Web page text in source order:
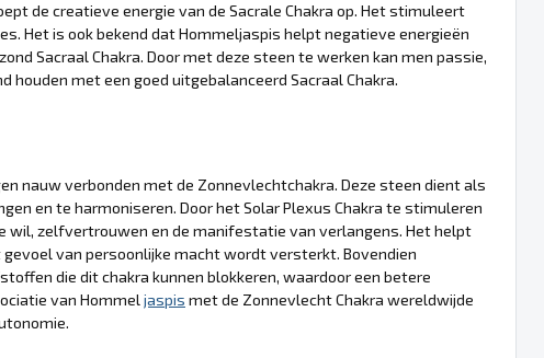
de creatieve energie van de Sacrale Chakra op. Het stimuleert
Het is ook bekend dat Hommeljaspis helpt negatieve energieën
Sacraal Chakra. Door met deze steen te werken kan men passie,
met een goed uitgebalanceerd Sacraal Chakra.
nauw verbonden met de Zonnevlechtchakra. Deze steen dient als
en te harmoniseren. Door het Solar Plexus Chakra te stimuleren
wil, zelfvertrouwen en de manifestatie van verlangens. Het helpt
van persoonlijke macht wordt versterkt. Bovendien
die dit chakra kunnen blokkeren, waardoor een betere
van Hommeljaspis met de Zonnevlecht Chakra wereldwijde